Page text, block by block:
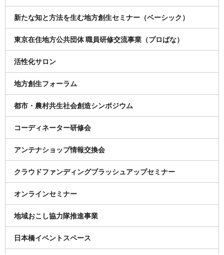
新たな知と方法を生む地方創生セミナー（ベーシック）
東京在住地方公共団体 職員研修交流事業（プロばな）
活性化サロン
地方創生フォーラム
都市・農村共生社会創造シンポジウム
コーディネーター研修会
アンテナショップ情報交換会
クラウドファンディングブラッシュアップセミナー
オンラインセミナー
地域おこし協力隊推進事業
日本橋イベントスペース